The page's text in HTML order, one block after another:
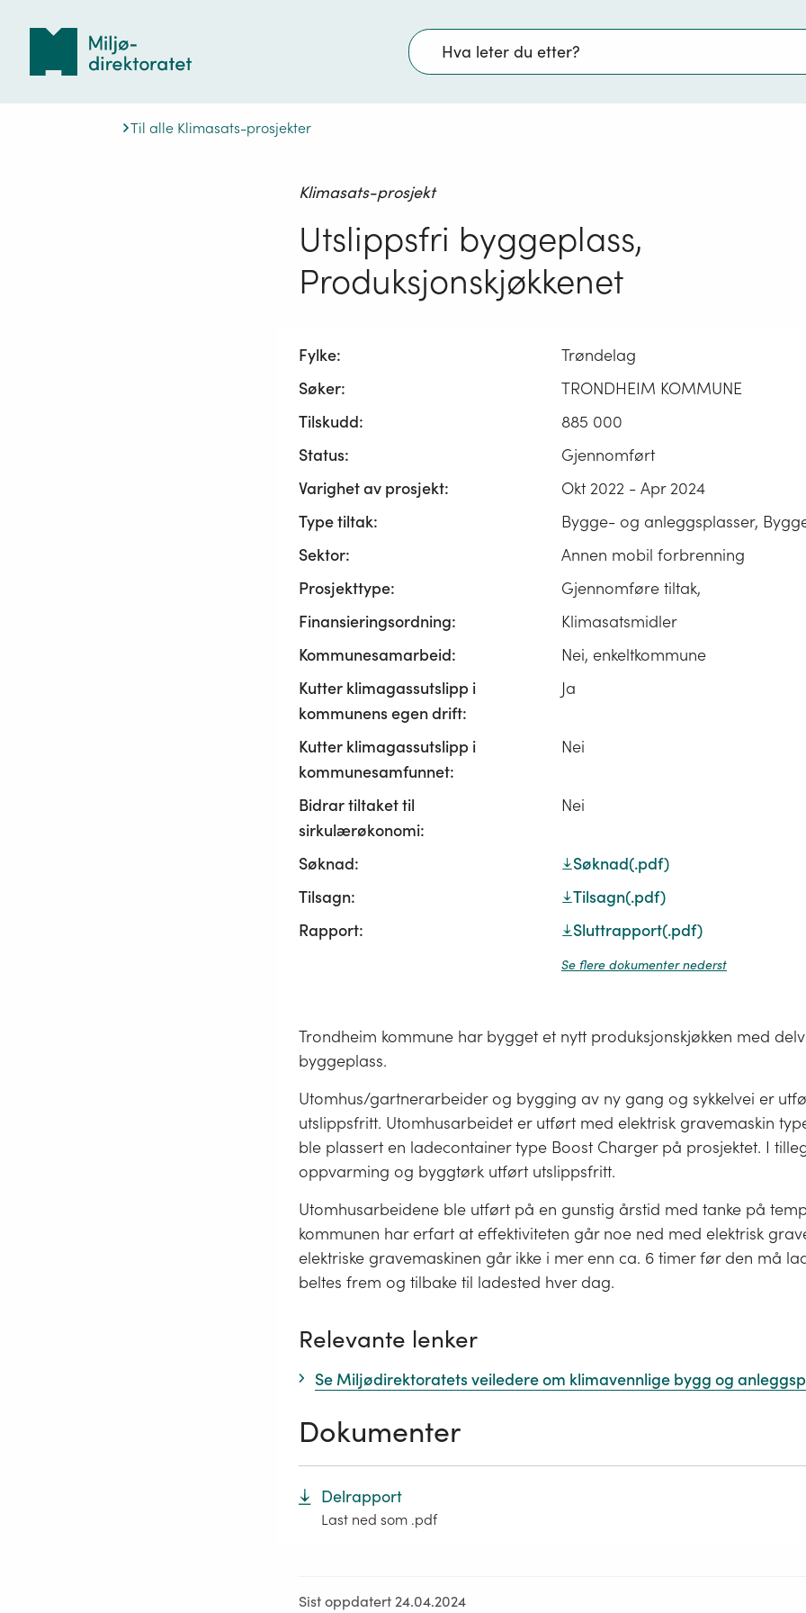
Søk
Til alle Klimasats-prosjekter
Klimasats-prosjekt
Utslippsfri byggeplass,
Produksjonskjøkkenet
Fylke:
Trøndelag
Søker:
TRONDHEIM KOMMUNE
Tilskudd:
885 000
Status:
Gjennomført
Varighet av prosjekt:
Okt 2022 - Apr 2024
Type tiltak:
Bygge- og anleggsplasser,
Sektor:
Annen mobil forbrenning
Prosjekttype:
Gjennomføre tiltak,
Finansieringsordning:
Klimasatsmidler
Kommunesamarbeid:
Nei, enkeltkommune
Kutter klimagassutslipp i
kommunens egen drift:
Ja
Kutter klimagassutslipp i
kommunesamfunnet:
Nei
Bidrar tiltaket til
sirkulærøkonomi:
Nei
Søknad: Søknad(.pdf)
Tilsagn:
Tilsagn(.pdf)
Rapport:
Sluttrapport(.pdf)
Se flere dokumenter nederst
Trondheim kommune har bygget et nytt produksjonskjøkken med
byggeplass.
Utomhus/gartnerarbeider og bygging av ny gang og sykkelvei er
utslippsfritt. Utomhusarbeidet er utført med elektrisk gravemaskin
ble plassert en ladecontainer type Boost Charger på prosjektet. I
oppvarming og byggtørk utført utslippsfritt.
Utomhusarbeidene ble utført på en gunstig årstid med tanke på
kommunen har erfart at effektiviteten går noe ned med elektrisk
elektriske gravemaskinen går ikke i mer enn ca. 6 timer før den må
beltes frem og tilbake til ladested hver dag.
Relevante lenker
Se Miljødirektoratets veiledere om klimavennlige bygg og
Dokumenter
Delrapport
Last ned som .pdf
Sist oppdatert 24.04.2024